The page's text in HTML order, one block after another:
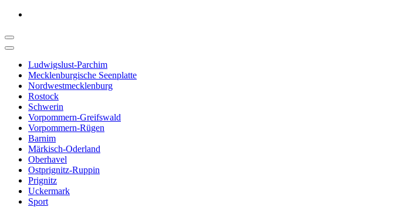
Ludwigslust-Parchim
Mecklenburgische Seenplatte
Nordwestmecklenburg
Rostock
Schwerin
Vorpommern-Greifswald
Vorpommern-Rügen
Barnim
Märkisch-Oderland
Oberhavel
Ostprignitz-Ruppin
Prignitz
Uckermark
Sport